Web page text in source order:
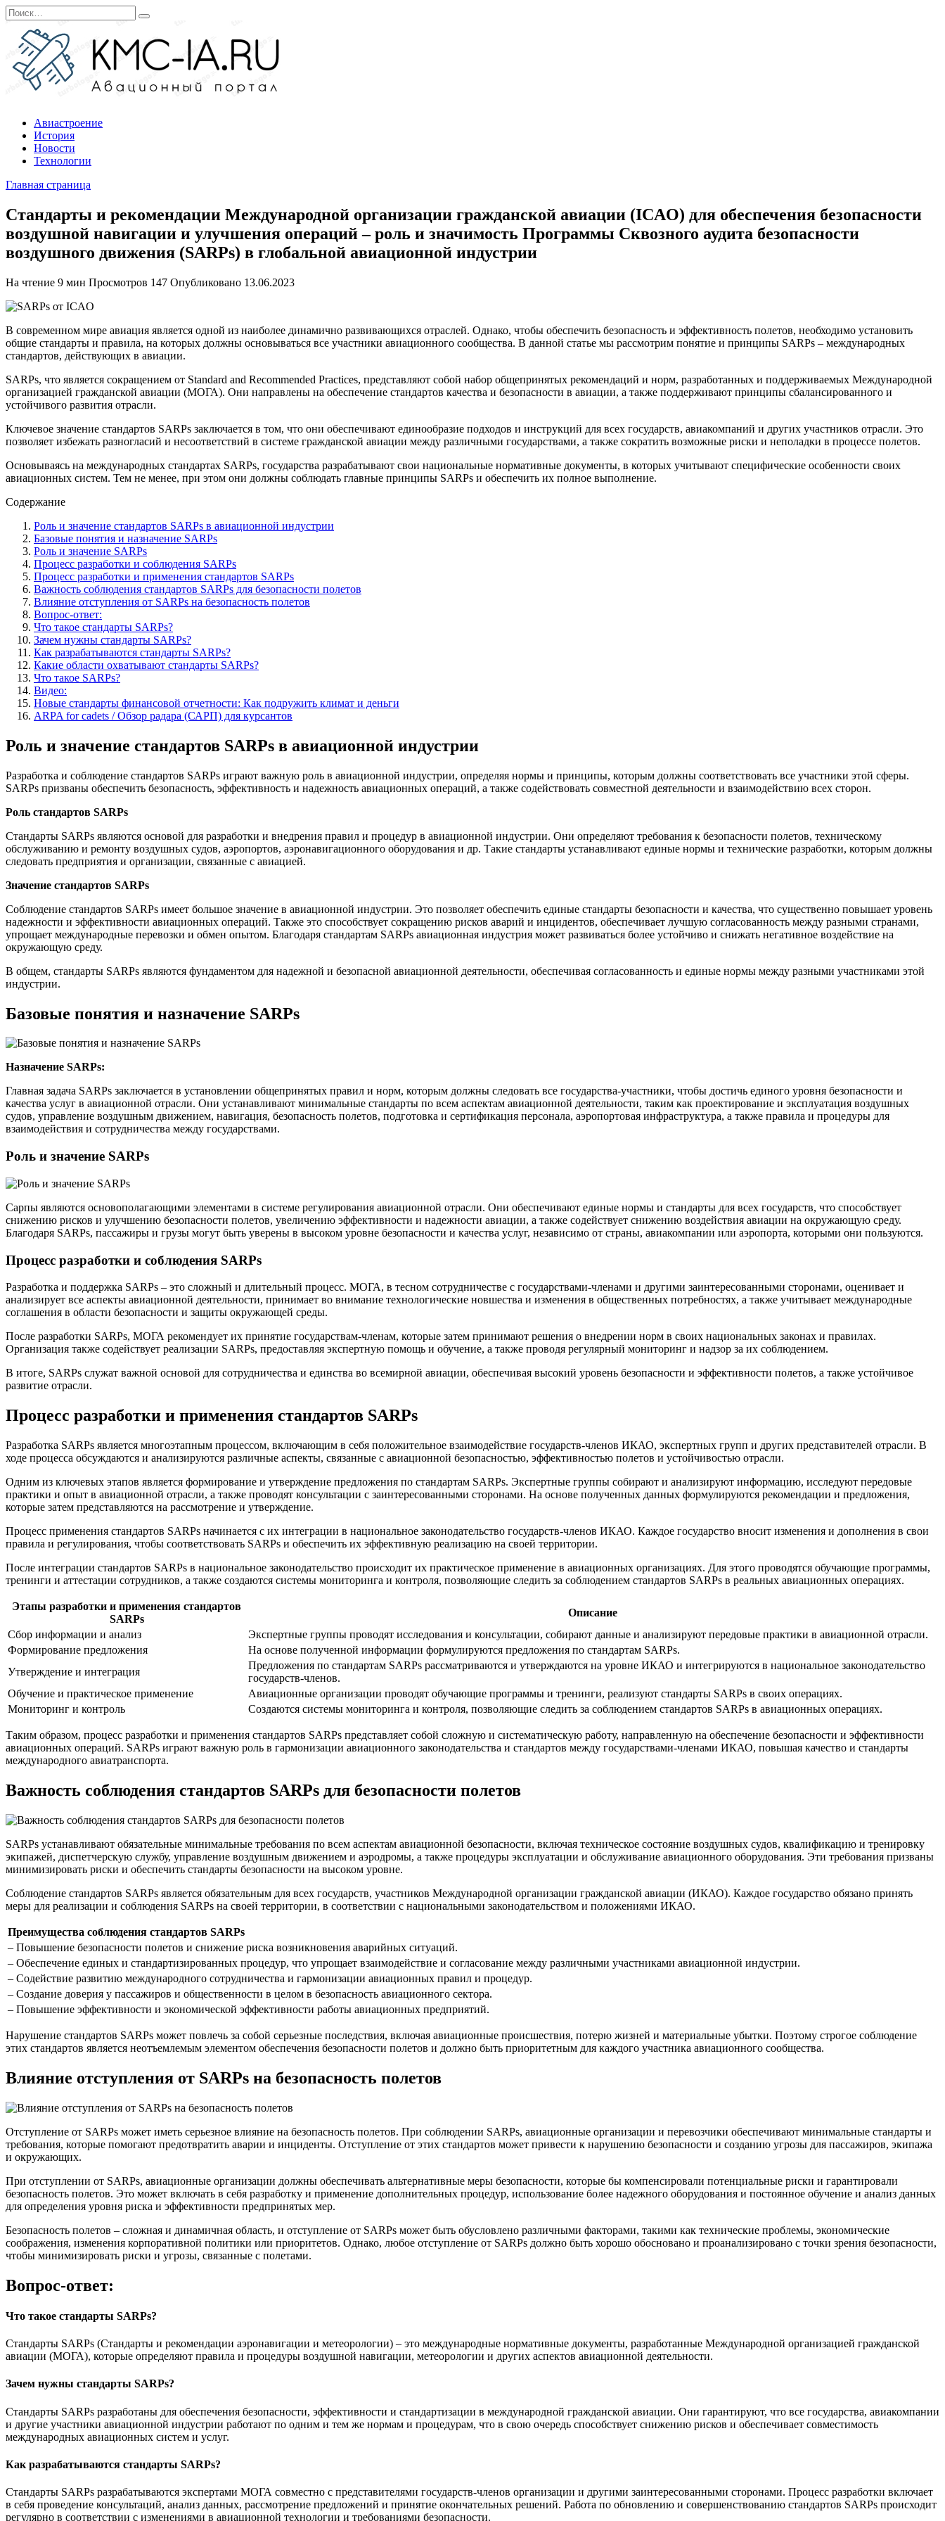
Перейти
к
содержанию
Search
for:
Авиастроение
История
Новости
Технологии
Главная страница
Стандарты и рекомендации Международной организации гражданской авиации (ICAO) для обеспечения безопасности
воздушной навигации и улучшения операций – роль и значимость Программы Сквозного аудита безопасности
воздушного движения (SARPs) в глобальной авиационной индустрии
На чтение 9 мин Просмотров 147 Опубликовано 13.06.2023
В современном мире авиация является одной из наиболее динамично развивающихся отраслей. Однако, чтобы обеспечить безопасность и эффективность полетов, необходимо установить
общие стандарты и правила, на которых должны основываться все участники авиационного сообщества. В данной статье мы рассмотрим понятие и принципы SARPs – международных
стандартов, действующих в авиации.
SARPs, что является сокращением от Standard and Recommended Practices, представляют собой набор общепринятых рекомендаций и норм, разработанных и поддерживаемых Международной
организацией гражданской авиации (МОГА). Они направлены на обеспечение стандартов качества и безопасности в авиации, а также поддерживают принципы сбалансированного и
устойчивого развития отрасли.
Ключевое значение стандартов SARPs заключается в том, что они обеспечивают единообразие подходов и инструкций для всех государств, авиакомпаний и других участников отрасли. Это
позволяет избежать разногласий и несоответствий в системе гражданской авиации между различными государствами, а также сократить возможные риски и неполадки в процессе полетов.
Основываясь на международных стандартах SARPs, государства разрабатывают свои национальные нормативные документы, в которых учитывают специфические особенности своих
авиационных систем. Тем не менее, при этом они должны соблюдать главные принципы SARPs и обеспечить их полное выполнение.
Содержание
Роль и значение стандартов SARPs в авиационной индустрии
Базовые понятия и назначение SARPs
Роль и значение SARPs
Процесс разработки и соблюдения SARPs
Процесс разработки и применения стандартов SARPs
Важность соблюдения стандартов SARPs для безопасности полетов
Влияние отступления от SARPs на безопасность полетов
Вопрос-ответ:
Что такое стандарты SARPs?
Зачем нужны стандарты SARPs?
Как разрабатываются стандарты SARPs?
Какие области охватывают стандарты SARPs?
Что такое SARPs?
Видео:
Новые стандарты финансовой отчетности: Как подружить климат и деньги
ARPA for cadets / Обзор радара (САРП) для курсантов
Роль и значение стандартов SARPs в авиационной индустрии
Разработка и соблюдение стандартов SARPs играют важную роль в авиационной индустрии, определяя нормы и принципы, которым должны соответствовать все участники этой сферы.
SARPs призваны обеспечить безопасность, эффективность и надежность авиационных операций, а также содействовать совместной деятельности и взаимодействию всех сторон.
Роль стандартов SARPs
Стандарты SARPs являются основой для разработки и внедрения правил и процедур в авиационной индустрии. Они определяют требования к безопасности полетов, техническому
обслуживанию и ремонту воздушных судов, аэропортов, аэронавигационного оборудования и др. Такие стандарты устанавливают единые нормы и технические разработки, которым должны
следовать предприятия и организации, связанные с авиацией.
Значение стандартов SARPs
Соблюдение стандартов SARPs имеет большое значение в авиационной индустрии. Это позволяет обеспечить единые стандарты безопасности и качества, что существенно повышает уровень
надежности и эффективности авиационных операций. Также это способствует сокращению рисков аварий и инцидентов, обеспечивает лучшую согласованность между разными странами,
упрощает международные перевозки и обмен опытом. Благодаря стандартам SARPs авиационная индустрия может развиваться более устойчиво и снижать негативное воздействие на
окружающую среду.
В общем, стандарты SARPs являются фундаментом для надежной и безопасной авиационной деятельности, обеспечивая согласованность и единые нормы между разными участниками этой
индустрии.
Базовые понятия и назначение SARPs
Назначение SARPs:
Главная задача SARPs заключается в установлении общепринятых правил и норм, которым должны следовать все государства-участники, чтобы достичь единого уровня безопасности и
качества услуг в авиационной отрасли. Они устанавливают минимальные стандарты по всем аспектам авиационной деятельности, таким как проектирование и эксплуатация воздушных
судов, управление воздушным движением, навигация, безопасность полетов, подготовка и сертификация персонала, аэропортовая инфраструктура, а также правила и процедуры для
взаимодействия и сотрудничества между государствами.
Роль и значение SARPs
Сарпы являются основополагающими элементами в системе регулирования авиационной отрасли. Они обеспечивают единые нормы и стандарты для всех государств, что способствует
снижению рисков и улучшению безопасности полетов, увеличению эффективности и надежности авиации, а также содействует снижению воздействия авиации на окружающую среду.
Благодаря SARPs, пассажиры и грузы могут быть уверены в высоком уровне безопасности и качества услуг, независимо от страны, авиакомпании или аэропорта, которыми они пользуются.
Процесс разработки и соблюдения SARPs
Разработка и поддержка SARPs – это сложный и длительный процесс. МОГА, в тесном сотрудничестве с государствами-членами и другими заинтересованными сторонами, оценивает и
анализирует все аспекты авиационной деятельности, принимает во внимание технологические новшества и изменения в общественных потребностях, а также учитывает международные
соглашения в области безопасности и защиты окружающей среды.
После разработки SARPs, МОГА рекомендует их принятие государствам-членам, которые затем принимают решения о внедрении норм в своих национальных законах и правилах.
Организация также содействует реализации SARPs, предоставляя экспертную помощь и обучение, а также проводя регулярный мониторинг и надзор за их соблюдением.
В итоге, SARPs служат важной основой для сотрудничества и единства во всемирной авиации, обеспечивая высокий уровень безопасности и эффективности полетов, а также устойчивое
развитие отрасли.
Процесс разработки и применения стандартов SARPs
Разработка SARPs является многоэтапным процессом, включающим в себя положительное взаимодействие государств-членов ИКАО, экспертных групп и других представителей отрасли. В
ходе процесса обсуждаются и анализируются различные аспекты, связанные с авиационной безопасностью, эффективностью полетов и устойчивостью отрасли.
Одним из ключевых этапов является формирование и утверждение предложения по стандартам SARPs. Экспертные группы собирают и анализируют информацию, исследуют передовые
практики и опыт в авиационной отрасли, а также проводят консультации с заинтересованными сторонами. На основе полученных данных формулируются рекомендации и предложения,
которые затем представляются на рассмотрение и утверждение.
Процесс применения стандартов SARPs начинается с их интеграции в национальное законодательство государств-членов ИКАО. Каждое государство вносит изменения и дополнения в свои
правила и регулирования, чтобы соответствовать SARPs и обеспечить их эффективную реализацию на своей территории.
После интеграции стандартов SARPs в национальное законодательство происходит их практическое применение в авиационных организациях. Для этого проводятся обучающие программы,
тренинги и аттестации сотрудников, а также создаются системы мониторинга и контроля, позволяющие следить за соблюдением стандартов SARPs в реальных авиационных операциях.
Этапы разработки и применения стандартов
SARPs
Описание
Сбор информации и анализ
Экспертные группы проводят исследования и консультации, собирают данные и анализируют передовые практики в авиационной отрасли.
Формирование предложения
На основе полученной информации формулируются предложения по стандартам SARPs.
Утверждение и интеграция
Предложения по стандартам SARPs рассматриваются и утверждаются на уровне ИКАО и интегрируются в национальное законодательство
государств-членов.
Обучение и практическое применение
Авиационные организации проводят обучающие программы и тренинги, реализуют стандарты SARPs в своих операциях.
Мониторинг и контроль
Создаются системы мониторинга и контроля, позволяющие следить за соблюдением стандартов SARPs в авиационных операциях.
Таким образом, процесс разработки и применения стандартов SARPs представляет собой сложную и систематическую работу, направленную на обеспечение безопасности и эффективности
авиационных операций. SARPs играют важную роль в гармонизации авиационного законодательства и стандартов между государствами-членами ИКАО, повышая качество и стандарты
международного авиатранспорта.
Важность соблюдения стандартов SARPs для безопасности полетов
SARPs устанавливают обязательные минимальные требования по всем аспектам авиационной безопасности, включая техническое состояние воздушных судов, квалификацию и тренировку
экипажей, диспетчерскую службу, управление воздушным движением и аэродромы, а также процедуры эксплуатации и обслуживание авиационного оборудования. Эти требования призваны
минимизировать риски и обеспечить стандарты безопасности на высоком уровне.
Соблюдение стандартов SARPs является обязательным для всех государств, участников Международной организации гражданской авиации (ИКАО). Каждое государство обязано принять
меры для реализации и соблюдения SARPs на своей территории, в соответствии с национальными законодательством и положениями ИКАО.
Преимущества соблюдения стандартов SARPs
– Повышение безопасности полетов и снижение риска возникновения аварийных ситуаций.
– Обеспечение единых и стандартизированных процедур, что упрощает взаимодействие и согласование между различными участниками авиационной индустрии.
– Содействие развитию международного сотрудничества и гармонизации авиационных правил и процедур.
– Создание доверия у пассажиров и общественности в целом в безопасность авиационного сектора.
– Повышение эффективности и экономической эффективности работы авиационных предприятий.
Нарушение стандартов SARPs может повлечь за собой серьезные последствия, включая авиационные происшествия, потерю жизней и материальные убытки. Поэтому строгое соблюдение
этих стандартов является неотъемлемым элементом обеспечения безопасности полетов и должно быть приоритетным для каждого участника авиационного сообщества.
Влияние отступления от SARPs на безопасность полетов
Отступление от SARPs может иметь серьезное влияние на безопасность полетов. При соблюдении SARPs, авиационные организации и перевозчики обеспечивают минимальные стандарты и
требования, которые помогают предотвратить аварии и инциденты. Отступление от этих стандартов может привести к нарушению безопасности и созданию угрозы для пассажиров, экипажа
и окружающих.
При отступлении от SARPs, авиационные организации должны обеспечивать альтернативные меры безопасности, которые бы компенсировали потенциальные риски и гарантировали
безопасность полетов. Это может включать в себя разработку и применение дополнительных процедур, использование более надежного оборудования и постоянное обучение и анализ данных
для определения уровня риска и эффективности предпринятых мер.
Безопасность полетов – сложная и динамичная область, и отступление от SARPs может быть обусловлено различными факторами, такими как технические проблемы, экономические
соображения, изменения корпоративной политики или приоритетов. Однако, любое отступление от SARPs должно быть хорошо обосновано и проанализировано с точки зрения безопасности,
чтобы минимизировать риски и угрозы, связанные с полетами.
Вопрос-ответ:
Что такое стандарты SARPs?
Стандарты SARPs (Стандарты и рекомендации аэронавигации и метеорологии) – это международные нормативные документы, разработанные Международной организацией гражданской
авиации (МОГА), которые определяют правила и процедуры воздушной навигации, метеорологии и других аспектов авиационной деятельности.
Зачем нужны стандарты SARPs?
Стандарты SARPs разработаны для обеспечения безопасности, эффективности и стандартизации в международной гражданской авиации. Они гарантируют, что все государства, авиакомпании
и другие участники авиационной индустрии работают по одним и тем же нормам и процедурам, что в свою очередь способствует снижению рисков и обеспечивает совместимость
международных авиационных систем и услуг.
Как разрабатываются стандарты SARPs?
Стандарты SARPs разрабатываются экспертами МОГА совместно с представителями государств-членов организации и другими заинтересованными сторонами. Процесс разработки включает
в себя проведение консультаций, анализ данных, рассмотрение предложений и принятие окончательных решений. Работа по обновлению и совершенствованию стандартов SARPs происходит
регулярно в соответствии с изменениями в авиационной технологии и требованиями безопасности.